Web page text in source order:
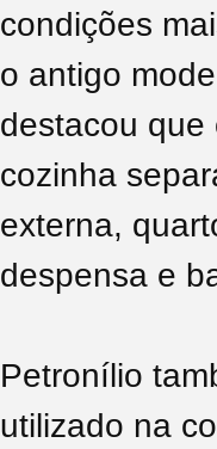
condições
o antigo
destacou que
cozinha
externa,
despensa e
Petronílio
utilizado na